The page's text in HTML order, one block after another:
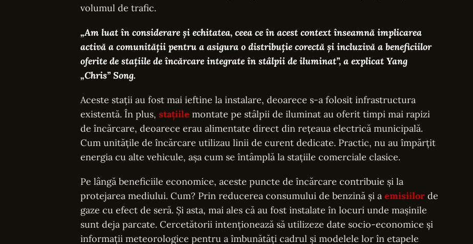
volumul de trafic.
„Am luat în considerare și echitatea, ceea ce în acest context înseamnă implicarea
activă a comunității pentru a asigura o distribuție corectă și incluzivă a beneficiilor
oferite de stațiile de încărcare integrate în stâlpii de iluminat”, a explicat Yang
„Chris” Song.
Aceste stații au fost mai ieftine la instalare, deoarece s-a folosit infrastructura
existentă. În plus, stațiile montate pe stâlpii de iluminat au oferit timpi mai rapizi
de încărcare, deoarece erau alimentate direct din rețeaua electrică municipală.
Cum unitățile de încărcare utilizau linii de curent dedicate. Practic, nu au împărțit
energia cu alte vehicule, așa cum se întâmplă la stațiile comerciale clasice.
Pe lângă beneficiile economice, aceste puncte de încărcare contribuie și la
protejarea mediului. Cum? Prin reducerea consumului de benzină și a emisiilor de
gaze cu efect de seră. Și asta, mai ales că au fost instalate în locuri unde mașinile
sunt deja parcate. Cercetătorii intenționează să utilizeze date socio-economice și
informații meteorologice pentru a îmbunătăți cadrul și modelele lor în etapele